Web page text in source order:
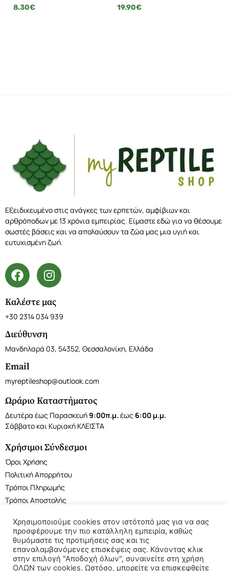
8.30€ 19.90€
Εξειδικευμένο στις ανάγκες των ερπετών, αμφίβιων και
αρθρόποδων με 13 χρόνια εμπειρίας. Είμαστε εδώ για να θέσουμε
σωστές βάσεις και να απολαύσουν τα ζώα μας μια υγιή και
ευτυχισμένη ζωή.
Καλέστε μας
+30 2314 034 939
Διεύθυνση
Μανδηλαρά 03, 54352, Θεσσαλονίκη, Ελλάδα
Email
myreptileshop@outlook.com
Ωράριο Καταστήματος
Δευτέρα έως Παρασκευή9:00π.μ. έως 6:00 μ.μ.
Σάββατο και Κυριακή ΚΛΕΙΣΤΑ
Χρήσιμοι Σύνδεσμοι
Όροι Χρήσης
Πολιτική Απορρήτου
Τρόποι Πληρωμής
Τρόποι Αποστολής
©2022 My Reptile Shop. All rights reserved.
Χρησιμοποιούμε cookies στον ιστότοπό μας για να σας
προσφέρουμε την πιο κατάλληλη εμπειρία, καθώς
θυμόμαστε τις προτιμήσεις σας και τις
επαναλαμβανόμενες επισκέψεις σας. Κάνοντας κλικ
στην επιλογή "Αποδοχή όλων", συναινείτε στη χρήση
ΟΛΩΝ των cookies. Ωστόσο, μπορείτε να επισκεφθείτε